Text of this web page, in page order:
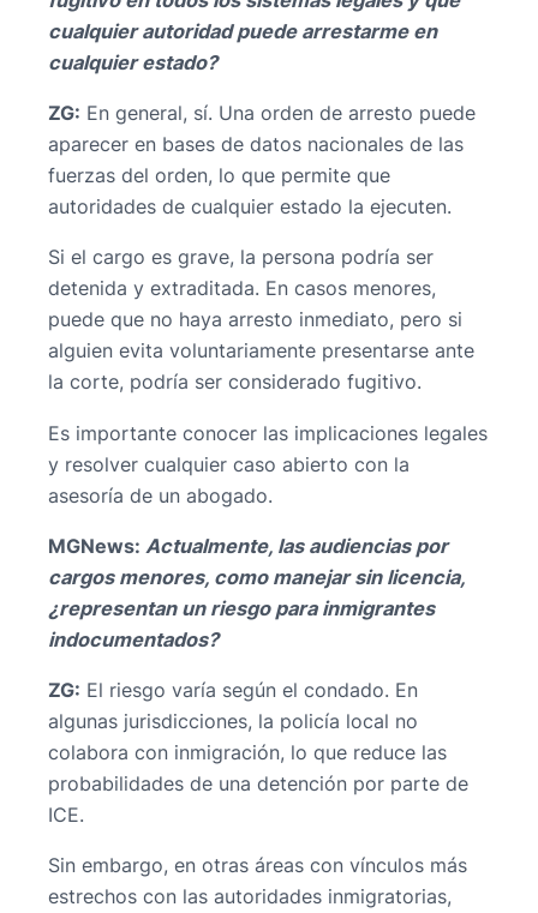
cualquier autoridad puede arrestarme en
cualquier estado?
ZG: En general, sí. Una orden de arresto puede
aparecer en bases de datos nacionales de las
fuerzas del orden, lo que permite que
autoridades de cualquier estado la ejecuten.
Si el cargo es grave, la persona podría ser
detenida y extraditada. En casos menores,
puede que no haya arresto inmediato, pero si
alguien evita voluntariamente presentarse ante
la corte, podría ser considerado fugitivo.
Es importante conocer las implicaciones legales
y resolver cualquier caso abierto con la
asesoría de un abogado.
MGNews: ⁠ Actualmente, las audiencias por
cargos menores, como manejar sin licencia,
¿representan un riesgo para inmigrantes
indocumentados?
ZG: El riesgo varía según el condado. En
algunas jurisdicciones, la policía local no
colabora con inmigración, lo que reduce las
probabilidades de una detención por parte de
ICE.
Sin embargo, en otras áreas con vínculos más
estrechos con las autoridades inmigratorias,